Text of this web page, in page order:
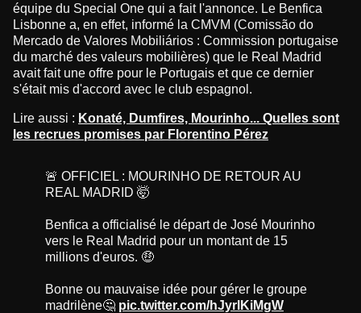
équipe du Special One qui a fait l'annonce. Le Benfica
Lisbonne a, en effet, informé la CMVM (Comissão do
Mercado de Valores Mobiliários : Commission portugaise
du marché des valeurs mobilières) que le Real Madrid
avait fait une offre pour le Portugais et que ce dernier
s'était mis d'accord avec le club espagnol.
Lire aussi : Konaté, Dumfires, Mourinho... Quelles sont
les recrues promises par Florentino Pérez
🚨 OFFICIEL : MOURINHO DE RETOUR AU
REAL MADRID 🤯
Benfica a officialisé le départ de José Mourinho
vers le Real Madrid pour un montant de 15
millions d'euros. 🤑
Bonne ou mauvaise idée pour gérer le groupe
madrilène🤔 pic.twitter.com/hJyrlKiMgW